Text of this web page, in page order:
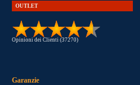
OUTLET
Opinioni dei Clienti (37270)
Garanzie